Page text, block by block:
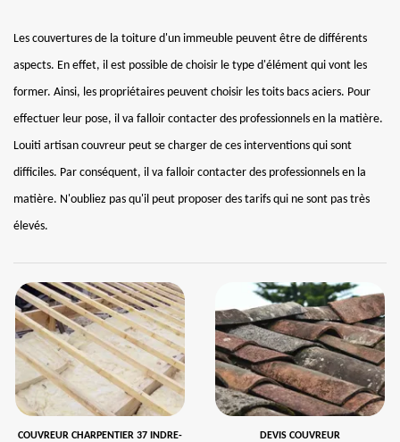
Les couvertures de la toiture d'un immeuble peuvent être de différents
aspects. En effet, il est possible de choisir le type d'élément qui vont les
former. Ainsi, les propriétaires peuvent choisir les toits bacs aciers. Pour
effectuer leur pose, il va falloir contacter des professionnels en la matière.
Louiti artisan couvreur peut se charger de ces interventions qui sont
difficiles. Par conséquent, il va falloir contacter des professionnels en la
matière. N'oubliez pas qu'il peut proposer des tarifs qui ne sont pas très
élevés.
COUVREUR CHARPENTIER 37 INDRE-
DEVIS COUVREUR